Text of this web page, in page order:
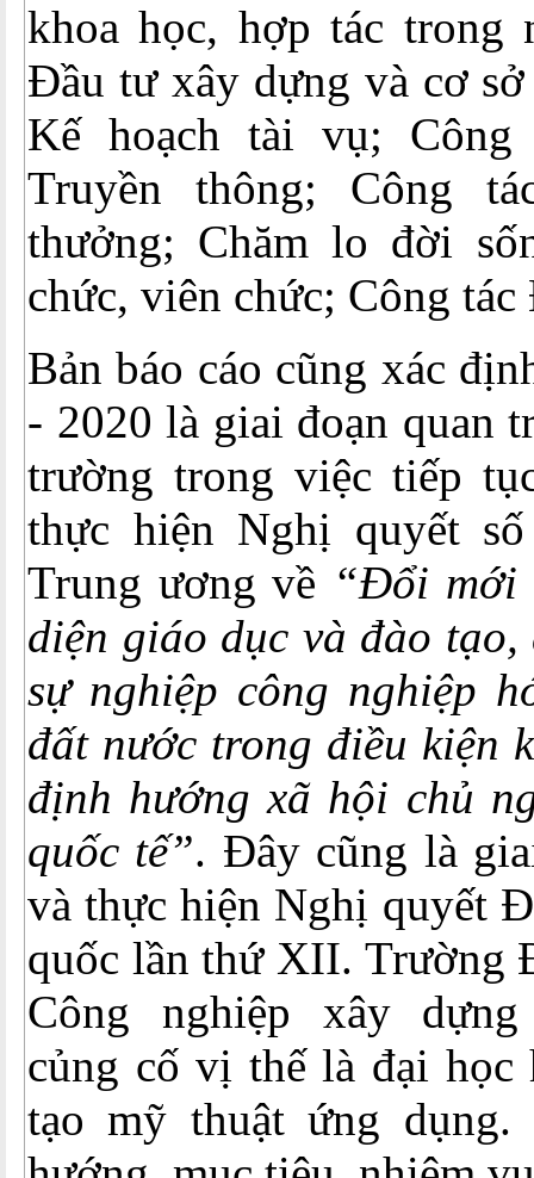
khoa học, hợp tác trong
Đầu tư xây dựng và cơ
Kế hoạch tài vụ;
Truyền thông; Công
thưởng; Chăm lo đời
chức, viên chức; Công
Bản báo cáo cũng xác
- 2020 là giai đoạn quan
trường trong việc tiếp
thực hiện Nghị quyết
Trung ương về “Đổi mới
diện giáo dục và đào tạo,
sự nghiệp công nghiệp
đất nước trong điều kiện
định hướng xã hội chủ
quốc tế”. Đây cũng là
và thực hiện Nghị quyết
quốc lần thứ XII. Trường
Công nghiệp xây
củng cố vị thế là đại học
tạo mỹ thuật ứng dụng.